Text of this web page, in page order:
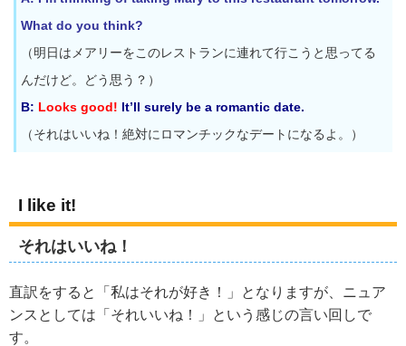
What do you think?
（明日はメアリーをこのレストランに連れて行こうと思ってる
んだけど。どう思う？）
B: Looks good! It’ll surely be a romantic date.
（それはいいね！絶対にロマンチックなデートになるよ。）
I like it!
それはいいね！
直訳をすると「私はそれが好き！」となりますが、ニュア
ンスとしては「それいいね！」という感じの言い回しで
す。